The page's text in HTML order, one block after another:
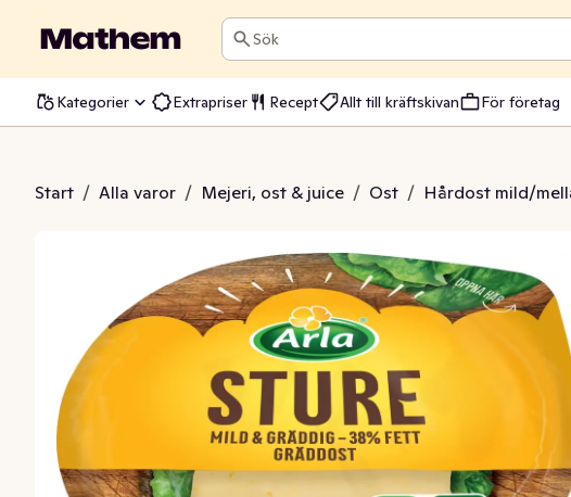
Sök
Kategorier Extrapriser Recept Allt till kräftskivan För företag
Start / Alla varor / Mejeri, ost & juice / Ost / Hårdost mild/
Sture 38%